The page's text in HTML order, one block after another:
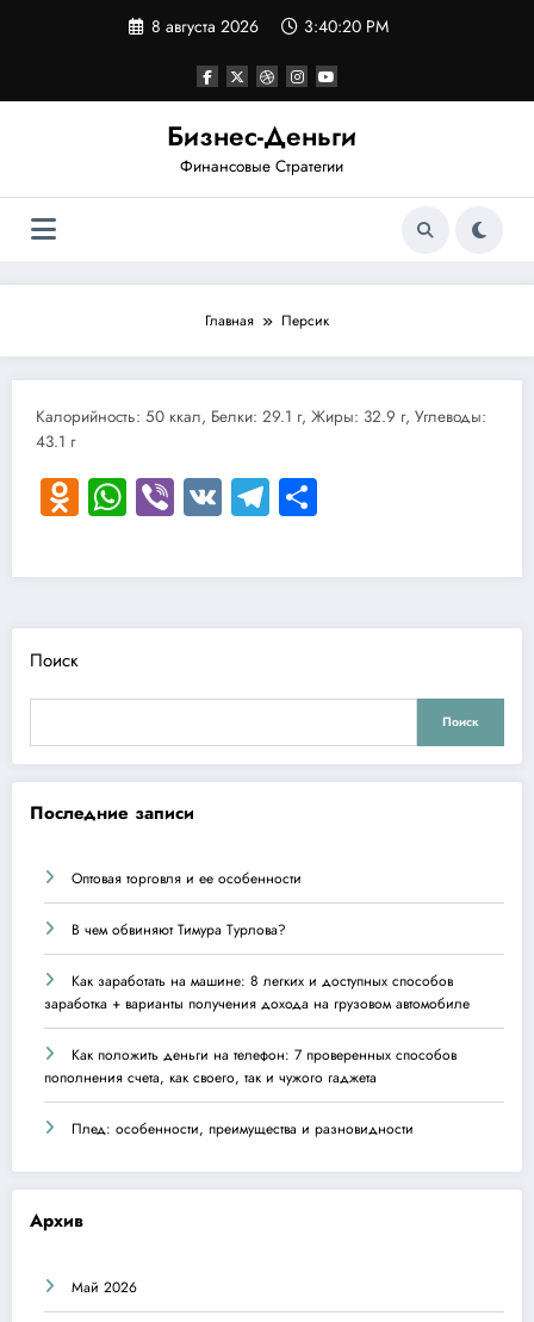
8 августа 2026 3:40:20 PM
Бизнес-Деньги
Финансовые Стратегии
Главная Персик
Калорийность: 50 ккал, Белки: 29.1 г, Жиры: 32.9 г, Углеводы:
43.1 г
Odnoklassniki
WhatsApp
Viber
VKTelegram
Поиск
Поиск
Последние записи
Оптовая торговля и ее особенности
В чем обвиняют Тимура Турлова?
Как заработать на машине: 8 легких и доступных способов
заработка + варианты получения дохода на грузовом автомобиле
Как положить деньги на телефон: 7 проверенных способов
пополнения счета, как своего, так и чужого гаджета
Плед: особенности, преимущества и разновидности
Архив
Май 2026